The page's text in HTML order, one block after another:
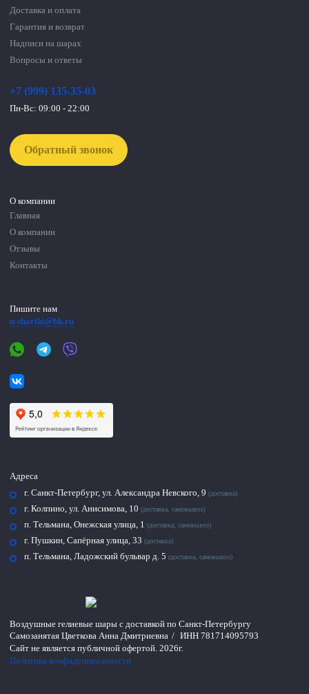
Доставка и оплата
Гарантия и возврат
Надписи на шарах
Вопросы и ответы
Воздушные гелиевые шары с доставкой по Санкт-Петербургу
Самозанятая Цветкова Анна Дмитриевна / ИНН 781714095793
Сайт не является публичной офертой. 2026г.
Политика конфиденциальности
О компании
Главная
О компании
Отзывы
Контакты
Пишите нам
u-shariki@bk.ru
Адреса
г. Санкт-Петербург, ул. Александра Невского, 9 (доставка)
г. Колпино, ул. Анисимова, 10 (доставка, самовывоз)
п. Тельмана, Онежская улица, 1 (доставка, самовывоз)
г. Пушкин, Сапёрная улица, 33 (доставка)
п. Тельмана, Ладожский бульвар д. 5 (доставка, самовывоз)
+7 (999) 135-35-03
Пн-Вс: 09:00 - 22:00
Обратный звонок